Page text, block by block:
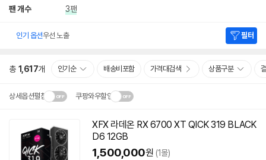
팬 개수 3팬
인기 옵션우선 노출 필터
총 1,617개 인기순 배송비포함 가격대검색 상품구분
상세옵션펼침 쿠팡와우할인
배송·설치비가 달라집니다.닫
기
XFX 라데온 RX 6700 XT QICK 319 BLACK
D6 12GB
1,500,000원 (1몰)